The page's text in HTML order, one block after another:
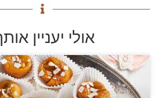
אולי יעניין אותך: